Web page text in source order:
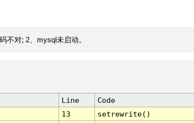
不对; 2、mysql未启动。
Line
Code
13
setrewrite()